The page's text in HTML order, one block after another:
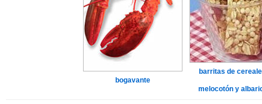
bogavante
barritas de
melocotón y